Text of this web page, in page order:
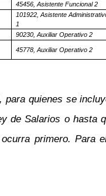
45456, Asistente Funcional 2
101922, Asistente
1
90230, Auxiliar Operativo 2
45778, Auxiliar Operativo 2
quienes se
de Salarios o hasta
primero. Para